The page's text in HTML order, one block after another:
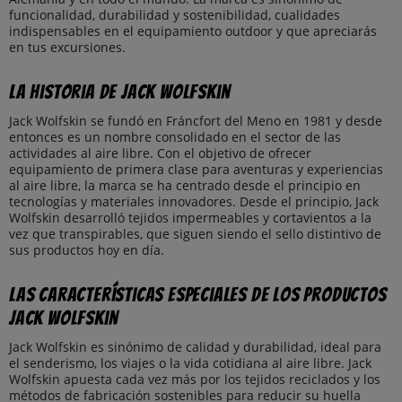
funcionalidad, durabilidad y sostenibilidad, cualidades
indispensables en el equipamiento outdoor y que apreciarás
en tus excursiones.
La historia de Jack Wolfskin
Jack Wolfskin se fundó en Fráncfort del Meno en 1981 y desde
entonces es un nombre consolidado en el sector de las
actividades al aire libre. Con el objetivo de ofrecer
equipamiento de primera clase para aventuras y experiencias
al aire libre, la marca se ha centrado desde el principio en
tecnologías y materiales innovadores. Desde el principio, Jack
Wolfskin desarrolló tejidos impermeables y cortavientos a la
vez que transpirables, que siguen siendo el sello distintivo de
sus productos hoy en día.
Las características especiales de los productos
Jack Wolfskin
Jack Wolfskin es sinónimo de calidad y durabilidad, ideal para
el senderismo, los viajes o la vida cotidiana al aire libre. Jack
Wolfskin apuesta cada vez más por los tejidos reciclados y los
métodos de fabricación sostenibles para reducir su huella